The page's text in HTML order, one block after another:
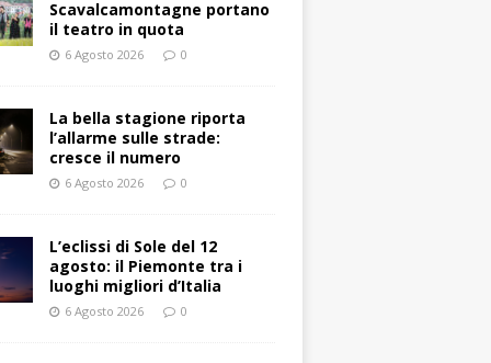
Scavalcamontagne portano
il teatro in quota
6 Agosto 2026 0
La bella stagione riporta
l’allarme sulle strade:
cresce il numero
6 Agosto 2026 0
L’eclissi di Sole del 12
agosto: il Piemonte tra i
luoghi migliori d’Italia
6 Agosto 2026 0